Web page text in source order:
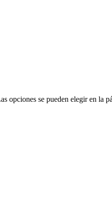
opciones se pueden elegir en la